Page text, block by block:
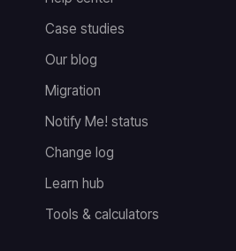
Case studies
Our blog
Migration
Notify Me! status
Change log
Learn hub
Tools & calculators